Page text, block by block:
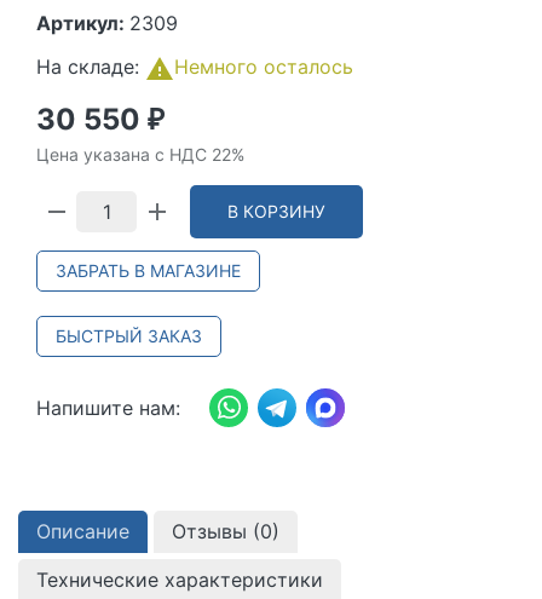
Артикул: 2309
На складе:
Немного осталось
30 550 ₽
Цена указана с НДС 22%
В КОРЗИНУ
ЗАБРАТЬ В МАГАЗИНЕ
БЫСТРЫЙ ЗАКАЗ
Напишите нам:
Описание Отзывы (0)
Технические характеристики